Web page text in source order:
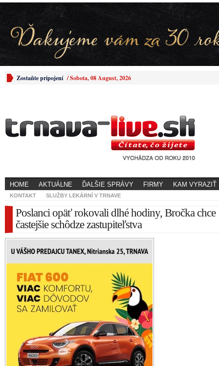
Zostaňte pripojení /Sobota, 08 August, 2026
HOME AKTUÁLNE ĎALŠIE SPRÁVY FIRMY KAM VYRAZIŤ
KONTAKT SLUŽBY LEKÁRNÍ V TRNAVE
Poslanci opäť rokovali dlhé hodiny, Bročka chce
častejšie schôdze zastupiteľstva